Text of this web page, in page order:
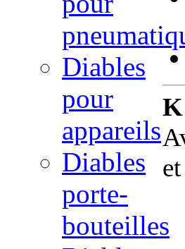
K
Diables
pour
appareils
Diables
porte-
bouteilles